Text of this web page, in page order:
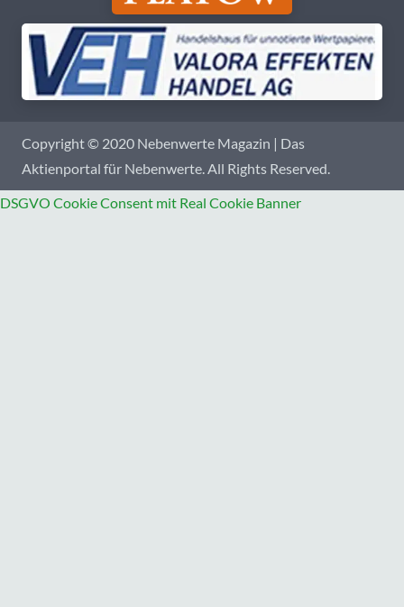
Copyright © 2020 Nebenwerte Magazin | Das
Aktienportal für Nebenwerte. All Rights Reserved.
DSGVO Cookie Consent mit Real Cookie Banner